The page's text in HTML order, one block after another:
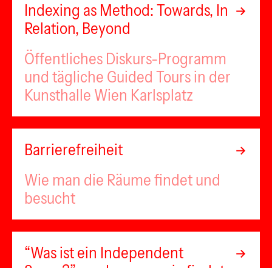
Indexing as Method: Towards, In
Relation, Beyond
Öffentliches Diskurs-Programm
und tägliche Guided Tours in der
Kunsthalle Wien Karlsplatz
Barrierefreiheit
Wie man die Räume findet und
besucht
“Was ist ein Independent